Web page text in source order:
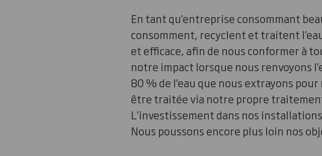
En tant qu’entreprise consommant
consomment, recyclent et traitent
et efficace, afin de nous conformer à
notre impact lorsque nous renvoyons
80 % de l’eau que nous extrayons
être traitée via notre propre
L’investissement dans nos
Nous poussons encore plus loin nos